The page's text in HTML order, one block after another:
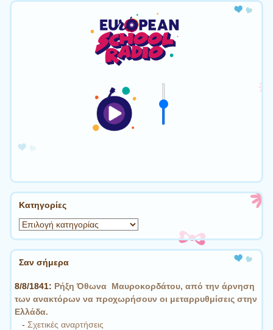
Kατηγορίες
Kατηγορίες
Σαν σήμερα
8/8/1841: Ρήξη Όθωνα  Μαυροκορδάτου, από την άρνηση
των ανακτόρων να προχωρήσουν οι μεταρρυθμίσεις στην
Ελλάδα.
- Σχετικές αναρτήσεις